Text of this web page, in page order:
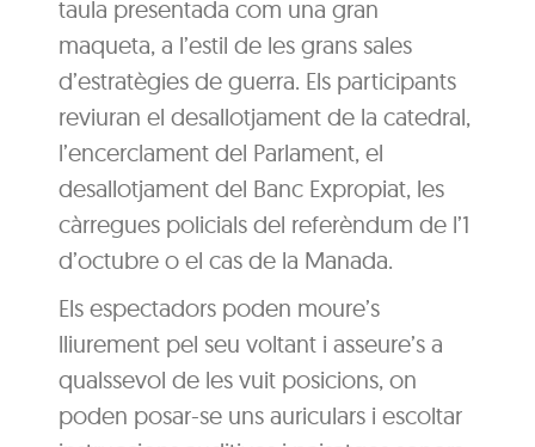
taula presentada com una gran
maqueta, a l’estil de les grans sales
d’estratègies de guerra. Els participants
reviuran el desallotjament de la catedral,
l’encerclament del Parlament, el
desallotjament del Banc Expropiat, les
càrregues policials del referèndum de l’1
d’octubre o el cas de la Manada.
Els espectadors poden moure’s
lliurement pel seu voltant i asseure’s a
qualssevol de les vuit posicions, on
poden posar-se uns auriculars i escoltar